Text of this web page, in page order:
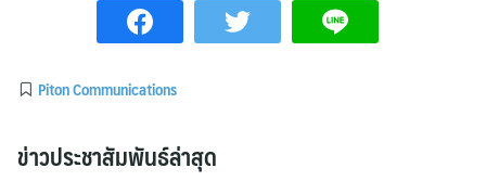
Piton Communications
ข่าวประชาสัมพันธ์ล่าสุด